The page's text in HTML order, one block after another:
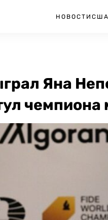
НОВОСТИ США
Яна
чемпиона